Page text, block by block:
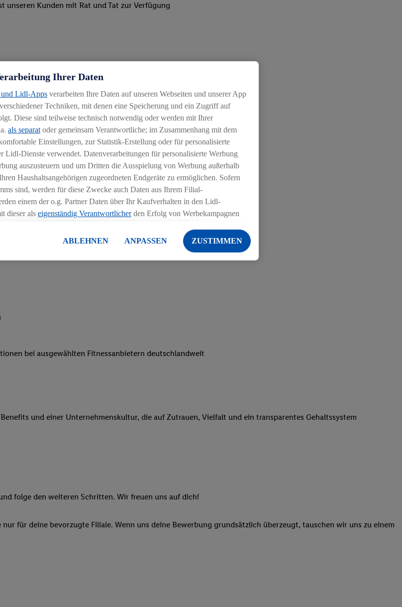
Kunden mit Rat und Tat zur Verfügung
in Absprache mit der Führungskraft
bei ausgewählten Fitnessanbietern deutschlandweit
und einer Unternehmenskultur, die auf Zutrauen, Vielfalt und ein transparentes Gehaltssystem
folge den weiteren Schritten. Wir freuen uns auf dich!
für deine bevorzugte Filiale. Wenn uns deine Bewerbung grundsätzlich überzeugt, tauschen wir uns zu einem
Ihrer Daten
und Lidl-Apps verarbeiten Ihre Daten auf unseren Webseiten und unserer App
Techniken, mit denen eine Speicherung und ein Zugriff auf
Diese sind teilweise technisch notwendig oder werden mit Ihrer
als separat oder gemeinsam Verantwortliche; im Zusammenhang mit dem
Einstellungen, zur Statistik-Erstellung oder für personalisierte
Lidl-Dienste verwendet. Datenverarbeitungen für personalisierte Werbung
auszusteuern und um Dritten die Ausspielung von Werbung außerhalb
Haushaltsangehörigen zugeordneten Endgeräte zu ermöglichen. Sofern
sind, werden für diese Zwecke auch Daten aus Ihrem Filial-
einem der o.g. Partner Daten über Ihr Kaufverhalten in den Lidl-
dieser als eigenständig Verantwortlicherden Erfolg von Werbekampagnen
basiert auf der Generierung von auch mit Daten von anderen Diensten
die Zusammenführung von Daten (z.B. über Ihre Nutzung der Lidl-Dienste,
Informationen aus Ihrem Kundenkonto - z.B. Alter oder Geschlecht -
Informationen auf Ihren Endgeräten zur Erstellung von Zielgruppen
mit dem Ausspielen dieser Werbung erfolgen Verarbeitungen auch
dieser Werbeausspielungen.
erteilen und danach ein Lidl Plus-Konto erstellen bzw. sich in Ihr
einem der oben genannten Partner verwendet werden, um daraus eine
NV („Utiq“) und IhremTelekommunikationsnetzbetreiber, die Utiq-
wie z.B. Ihrer Mobilfunknummer, eine Kennung für Utiq erstellt. Wir
der Utiq-Technologie - zusätzlich zur weiter unten erläuterten
„Nutzung der Telekommunikations-basierten Utiq-Technologie für digitales
(nur für die Lidl-Dienste) widerrufen. Weitere Informationen
Informationen, auch zur Speicherdauer der Daten und zu Ihrem Recht,
ABLEHNEN ANPASSEN ZUSTIMMEN